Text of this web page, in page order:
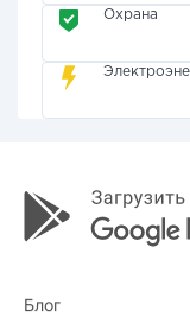
Охрана
Блог